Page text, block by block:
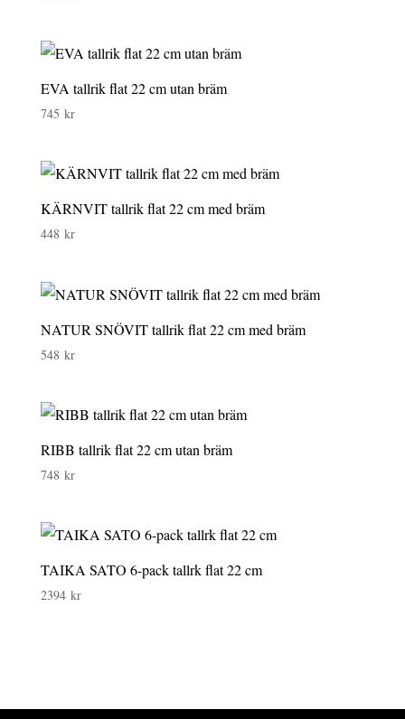
EVA tallrik flat 22 cm utan bräm
745 kr
KÄRNVIT tallrik flat 22 cm med bräm
448 kr
NATUR SNÖVIT tallrik flat 22 cm med bräm
548 kr
RIBB tallrik flat 22 cm utan bräm
748 kr
TAIKA SATO 6-pack tallrk flat 22 cm
2394 kr